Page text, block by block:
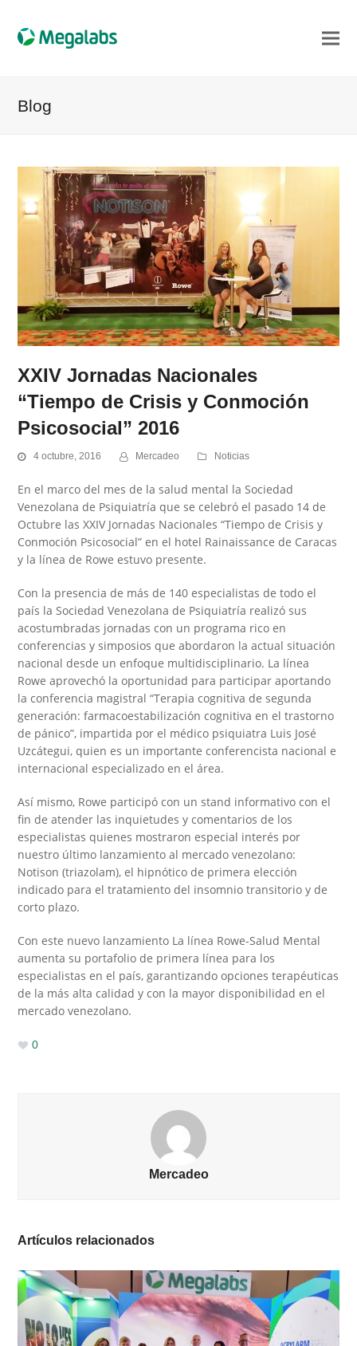
Blog
XXIV Jornadas Nacionales
“Tiempo de Crisis y Conmoción
Psicosocial” 2016
4 octubre, 2016 Mercadeo Noticias
En el marco del mes de la salud mental la Sociedad
Venezolana de Psiquiatría que se celebró el pasado 14 de
Octubre las XXIV Jornadas Nacionales “Tiempo de Crisis y
Conmoción Psicosocial” en el hotel Rainaissance de Caracas
y la línea de Rowe estuvo presente.
Con la presencia de más de 140 especialistas de todo el
país la Sociedad Venezolana de Psiquiatría realizó sus
acostumbradas jornadas con un programa rico en
conferencias y simposios que abordaron la actual situación
nacional desde un enfoque multidisciplinario. La línea
Rowe aprovechó la oportunidad para participar aportando
la conferencia magistral “Terapia cognitiva de segunda
generación: farmacoestabilización cognitiva en el trastorno
de pánico”, impartida por el médico psiquiatra Luis José
Uzcátegui, quien es un importante conferencista nacional e
internacional especializado en el área.
Así mismo, Rowe participó con un stand informativo con el
fin de atender las inquietudes y comentarios de los
especialistas quienes mostraron especial interés por
nuestro último lanzamiento al mercado venezolano:
Notison (triazolam), el hipnótico de primera elección
indicado para el tratamiento del insomnio transitorio y de
corto plazo.
Con este nuevo lanzamiento La línea Rowe-Salud Mental
aumenta su portafolio de primera línea para los
especialistas en el país, garantizando opciones terapéuticas
de la más alta calidad y con la mayor disponibilidad en el
mercado venezolano.
0
Mercadeo
Artículos relacionados